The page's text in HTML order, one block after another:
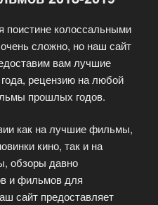
поистине колоссальными
сложно, но наш сайт
вам лучшие
рецензию на любой
прошлых годов.
как на лучшие фильмы,
кино, так и на
обзоры давно
и фильмов для
сайт предоставляет